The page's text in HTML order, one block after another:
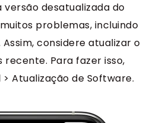
versão desatualizada do
problemas, incluindo
considere atualizar o
recente. Para fazer isso,
Atualização de Software.